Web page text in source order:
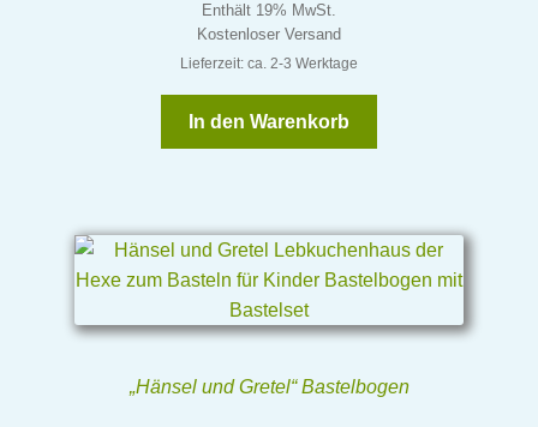
Enthält 19% MwSt.
Kostenloser Versand
Lieferzeit: ca. 2-3 Werktage
In den Warenkorb
„Hänsel und Gretel“ Bastelbogen